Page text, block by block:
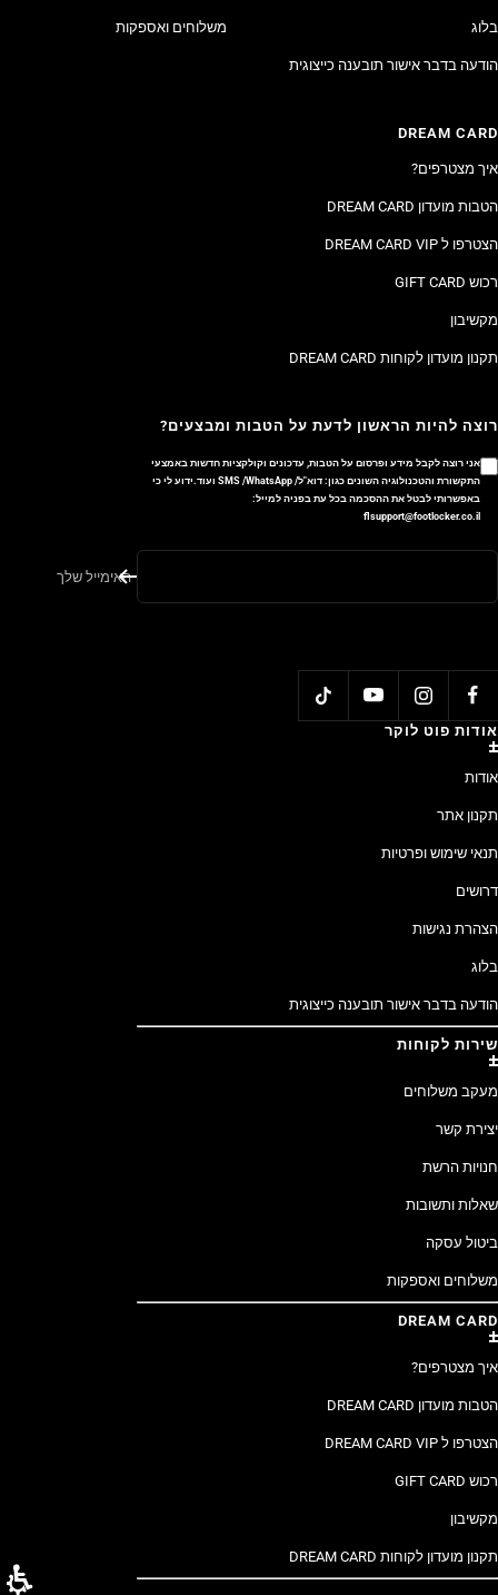
בלוג
הודעה בדבר אישור תובענה כייצוגית
משלוחים ואספקות
DREAM CARD
איך מצטרפים?
הטבות מועדון DREAM CARD
הצטרפו ל DREAM CARD VIP
רכוש GIFT CARD
מקשיבון
תקנון מועדון לקוחות DREAM CARD
רוצה להיות הראשון לדעת על הטבות ומבצעים?
אני רוצה לקבל מידע ופרסום על הטבות, עדכונים וקולקציות חדשות באמצעי
התקשורת והטכנולוגיה השונים כגון: דוא"ל/ SMS /WhatsApp ועוד.ידוע לי כי
באפשרותי לבטל את ההסכמה בכל עת בפניה למייל:
flsupport@footlocker.co.il
האימייל שלך
אודות פוט לוקר
אודות
תקנון אתר
תנאי שימוש ופרטיות
דרושים
הצהרת נגישות
בלוג
הודעה בדבר אישור תובענה כייצוגית
שירות לקוחות
מעקב משלוחים
יצירת קשר
חנויות הרשת
שאלות ותשובות
ביטול עסקה
משלוחים ואספקות
DREAM CARD
איך מצטרפים?
הטבות מועדון DREAM CARD
הצטרפו ל DREAM CARD VIP
רכוש GIFT CARD
מקשיבון
תקנון מועדון לקוחות DREAM CARD